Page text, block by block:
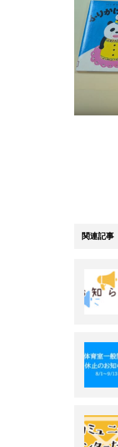
関連記事